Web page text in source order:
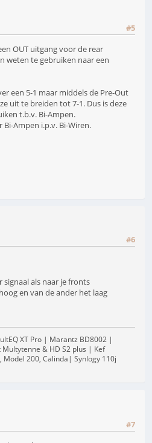
#5
OUT uitgang voor de rear
weten te gebruiken naar een
een 5-1 maar middels de Pre-Out
uit te breiden tot 7-1. Dus is deze
t.b.v. Bi-Ampen.
Ampen i.p.v. Bi-Wiren.
#6
signaal als naar je fronts
en van de ander het laag
XT Pro | Marantz BD8002 |
& HD S2 plus | Kef
Model 200, Calinda| Synlogy 110j
#7